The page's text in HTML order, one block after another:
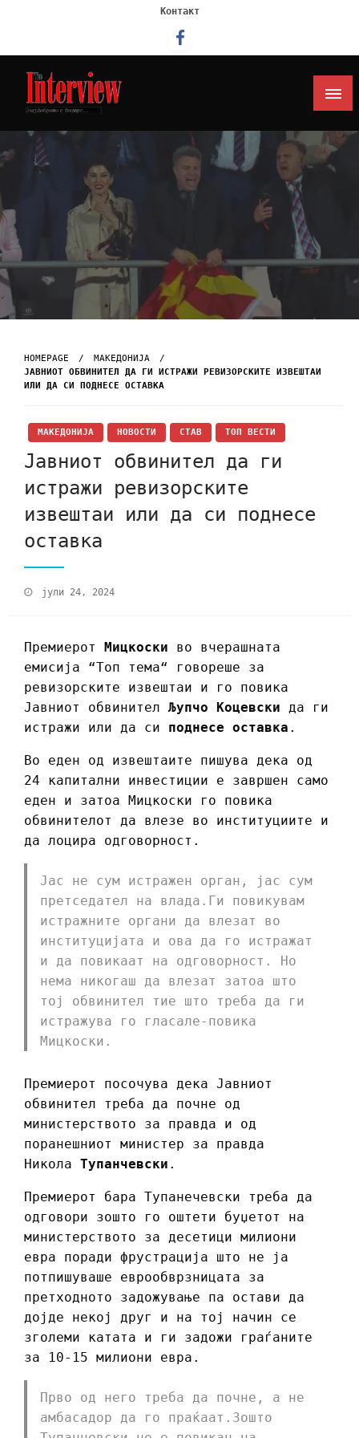
Контакт
Интервју
HOMEPAGE
МАКЕДОНИЈА
ЈАВНИОТ ОБВИНИТЕЛ ДА ГИ ИСТРАЖИ РЕВИЗОРСКИТЕ ИЗВЕШТАИ
ИЛИ ДА СИ ПОДНЕСЕ ОСТАВКА
МАКЕДОНИЈА НОВОСТИ СТАВ ТОП ВЕСТИ
Јавниот обвинител да ги
истражи ревизорските
извештаи или да си поднесе
оставка
јули 24, 2024
Премиерот Мицкоски во вчерашната
емисија “Топ тема“ говореше за
ревизорските извештаи и го повика
Јавниот обвинителЉупчо Коцевски да ги
истражи или да си поднесе оставка .
Во еден од извештаите пишува дека од
24 капитални инвестиции е завршен само
еден и затоа Мицкоски го повика
обвинителот да влезе во институциите и
да лоцира одговорност.
Јас не сум истражен орган, јас сум
претседател на влада.Ги повикувам
истражните органи да влезат во
институцијата и ова да го истражат
и да повикаат на одговорност. Но
нема никогаш да влезат затоа што
тој обвинител тие што треба да ги
истражува го гласале-повика
Мицкоски.
Премиерот посочува дека Јавниот
обвинител треба да почне од
министерството за правда и од
поранешниот министер за правда
Никола Тупанчевски .
Премиерот бара Тупанечевски треба да
одговори зошто го оштети буџетот на
министерството за десетици милиони
евра поради фрустрација што не ја
потпишуваше еврообврзницата за
претходното задожување па остави да
дојде некој друг и на тој начин се
зголеми катата и ги задожи граѓаните
за 10-15 милиони евра.
Прво од него треба да почне, а не
амбасадор да го праќаат.Зошто